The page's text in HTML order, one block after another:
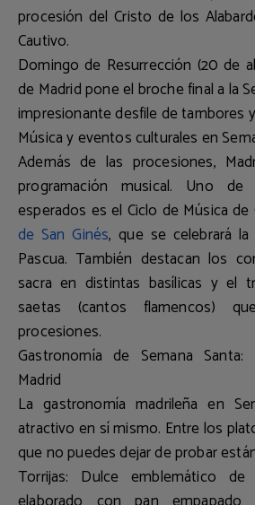
procesión del Cristo de los
Cautivo.
Domingo de Resurrección (20 de
de Madridpone el broche final a la
impresionante desfile de tambores
Música y eventos culturales en
Además de las procesiones,
programación musical. Uno
esperados es el Ciclo de Música
de San Ginés, que se celebrará
Pascua. También destacan los
sacra en distintas basílicas y el
saetas (cantos flamencos)
procesiones.
Gastronomía de Semana
Madrid
La gastronomía madrileña en
atractivo en sí mismo. Entre los
que no puedes dejar de probar
Torrijas: Dulce emblemático de